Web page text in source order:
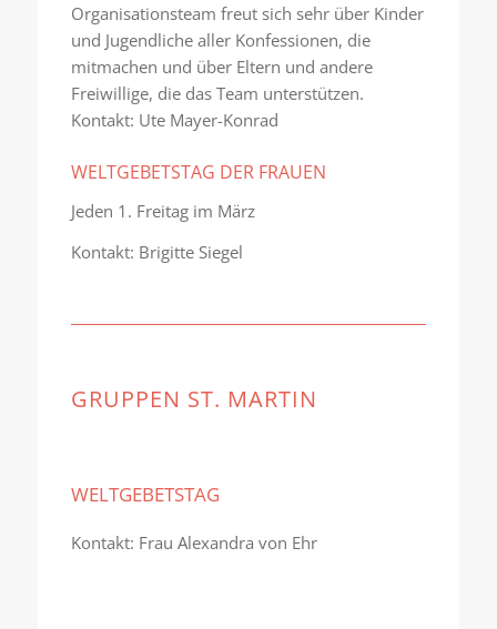
Organisationsteam freut sich sehr über Kinder
und Jugendliche aller Konfessionen, die
mitmachen und über Eltern und andere
Freiwillige, die das Team unterstützen.
Kontakt: Ute Mayer-Konrad
WELTGEBETSTAG DER FRAUEN
Jeden 1. Freitag im März
Kontakt: Brigitte Siegel
GRUPPEN ST. MARTIN
WELTGEBETSTAG
Kontakt: Frau Alexandra von Ehr